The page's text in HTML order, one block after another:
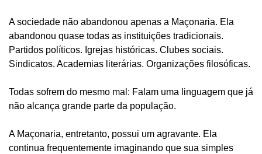
A sociedade não abandonou apenas a Maçonaria. Ela
abandonou quase todas as instituições tradicionais.
Partidos políticos. Igrejas históricas. Clubes sociais.
Sindicatos. Academias literárias. Organizações filosóficas.
Todas sofrem do mesmo mal: Falam uma linguagem que já
não alcança grande parte da população.
A Maçonaria, entretanto, possui um agravante. Ela
continua frequentemente imaginando que sua simples